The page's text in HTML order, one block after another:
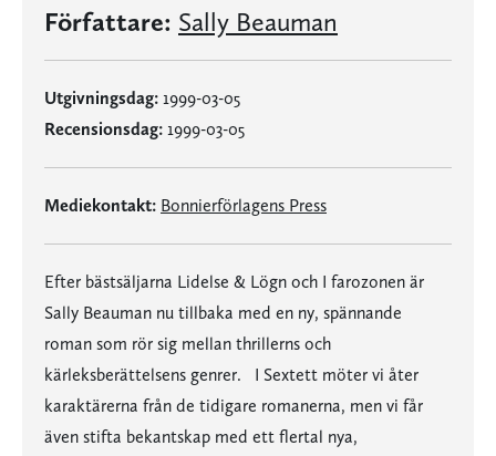
Författare: Sally Beauman
Utgivningsdag: 1999-03-05
Recensionsdag: 1999-03-05
Mediekontakt: Bonnierförlagens Press
Efter bästsäljarna Lidelse & Lögn och I farozonen är
Sally Beauman nu tillbaka med en ny, spännande
roman som rör sig mellan thrillerns och
kärleksberättelsens genrer. I Sextett möter vi åter
karaktärerna från de tidigare romanerna, men vi får
även stifta bekantskap med ett flertal nya,